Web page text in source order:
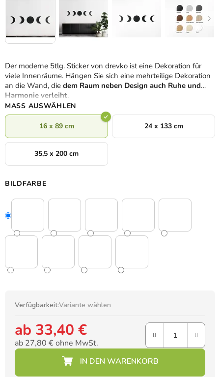
Der moderne 5tlg. Sticker von drevko ist eine Dekoration für
viele Innenräume. Hängen Sie sich eine mehrteilige Dekoration
an die Wand, die dem Raum neben Design auch Ruhe und
Harmonie verleiht.
MASS AUSWÄHLEN
16 x 89 cm 24 x 133 cm
35,5 x 200 cm
BILDFARBE
Verfügbarkeit:Variante wählen
ab 33,40 €
ab 27,80 €ohne MwSt.
Verkaufspreis: